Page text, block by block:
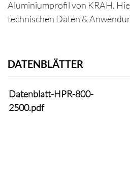
Aluminiumprofil von KRAH.
technischen Daten &
DATENBLÄTTER
Datenblatt-HPR-800-
2500.pdf